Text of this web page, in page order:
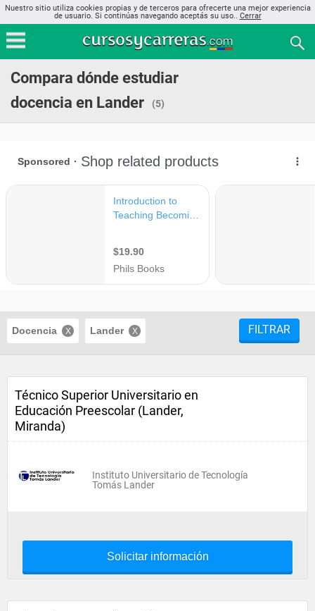
Nuestro sitio utiliza cookies propias y de terceros para ofrecerte una mejor experiencia
de usuario. Si continúas navegando aceptás su uso.. Cerrar
Compara dónde estudiar
docencia en Lander
(5)
Docencia Lander FILTRAR
Técnico Superior Universitario en
Educación Preescolar (Lander,
Miranda)
Instituto Universitario de Tecnología
Tomás Lander
Solicitar información